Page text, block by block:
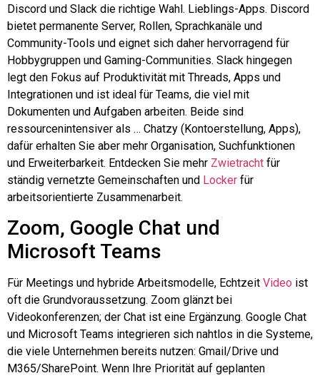
Discord und Slack die richtige Wahl. Lieblings-Apps. Discord
bietet permanente Server, Rollen, Sprachkanäle und
Community-Tools und eignet sich daher hervorragend für
Hobbygruppen und Gaming-Communities. Slack hingegen
legt den Fokus auf Produktivität mit Threads, Apps und
Integrationen und ist ideal für Teams, die viel mit
Dokumenten und Aufgaben arbeiten. Beide sind
ressourcenintensiver als … Chatzy (Kontoerstellung, Apps),
dafür erhalten Sie aber mehr Organisation, Suchfunktionen
und Erweiterbarkeit. Entdecken Sie mehr Zwietracht für
ständig vernetzte Gemeinschaften und Locker für
arbeitsorientierte Zusammenarbeit.
Zoom, Google Chat und
Microsoft Teams
Für Meetings und hybride Arbeitsmodelle, Echtzeit Video ist
oft die Grundvoraussetzung. Zoom glänzt bei
Videokonferenzen; der Chat ist eine Ergänzung. Google Chat
und Microsoft Teams integrieren sich nahtlos in die Systeme,
die viele Unternehmen bereits nutzen: Gmail/Drive und
M365/SharePoint. Wenn Ihre Priorität auf geplanten